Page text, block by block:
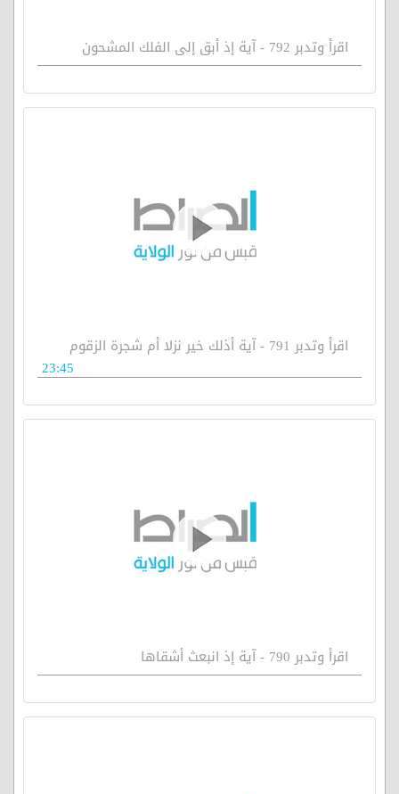
اقرأ وتدبر 792 - آية إذ أبق إلى الفلك المشحون
اقرأ وتدبر 791 - آية أذلك خير نزلا أم شجرة الزقوم
23:45
اقرأ وتدبر 790 - آية إذ انبعث أشقاها